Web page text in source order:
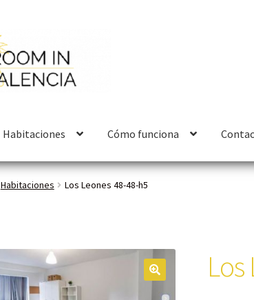
Habitaciones Cómo funciona
Habitaciones Los Leones 48-48-h5